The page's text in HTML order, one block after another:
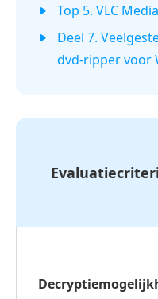
Top 5. VLC
Deel 7.
dvd-ripper voor